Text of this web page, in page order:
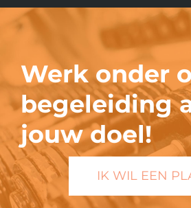
Werk onder
begeleiding
jouw doel!
IK WIL EEN